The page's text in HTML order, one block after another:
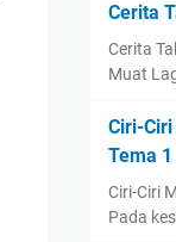
Cerita
Cerita
Muat
Ciri-
Tema 1
Ciri-Ciri
Pada